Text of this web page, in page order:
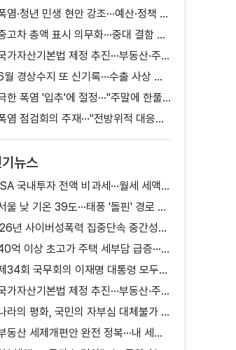
폭염·청년 민생 현안 강조···예산·정책 방향 제시
중고차 총액 표시 의무화···중대 결함 시 '계약 해제'
국가자산기본법 제정 추진···부동산·주식 등 통합 관리
6월 경상수지 또 신기록···수출 사상 첫 1천억 달러
극한 폭염 '입추'에 절정···"주말에 한풀 꺾인다"
폭염 점검회의 주재···"전방위적 대응체계 가동"
뉴스
ISA 국내투자 전액 비과세···월세 세액공제 확대
서울 낮 기온 39도···태풍 '돌핀' 경로 변수
'26년 사이버성폭력 집중단속 중간성과 발표···향후 추진계획은?
40억 이상 초고가 주택 세부담 급증···실수요자 보호 강화
제34회 국무회의 이재명 대통령 모두발언
국가자산기본법 제정 추진···부동산·주식 등 통합 관리
나라의 평화, 국민의 자부심 대체불가 대한민국 이재명 대통령 모두말씀
부동산 세제개편안 완전 정복···내 세금 어떻게 달라지나? [K-정책 사용법]